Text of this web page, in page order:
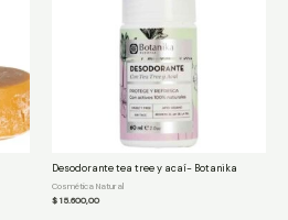
Desodorante tea tree y acaí- Botanika
Cosmética Natural
$15.600,00